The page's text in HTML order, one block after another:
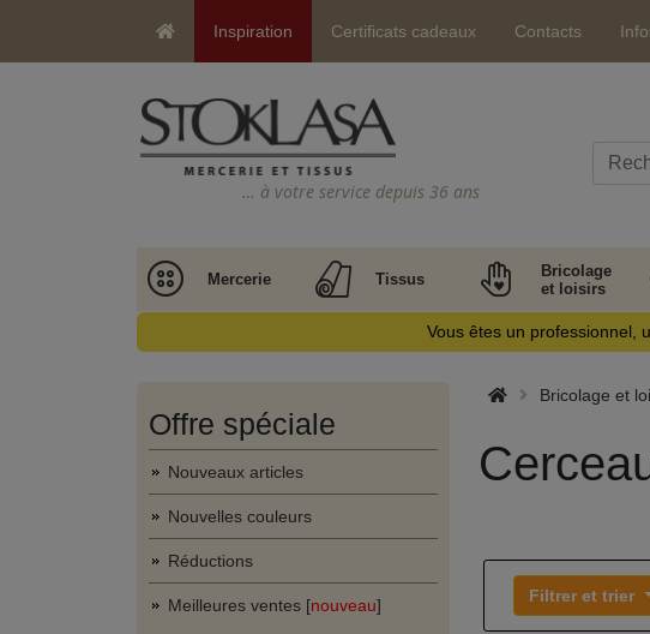
Inspiration Certificats cadeaux Contacts
… à votre service depuis 36 ans
Mercerie Tissus
Bricolage
et loisirs
Vous êtes un professionnel,
Offre spéciale
Nouveaux articles
Nouvelles couleurs
Réductions
Meilleures ventes [nouveau]
Bricolage et
Filtrer et trier